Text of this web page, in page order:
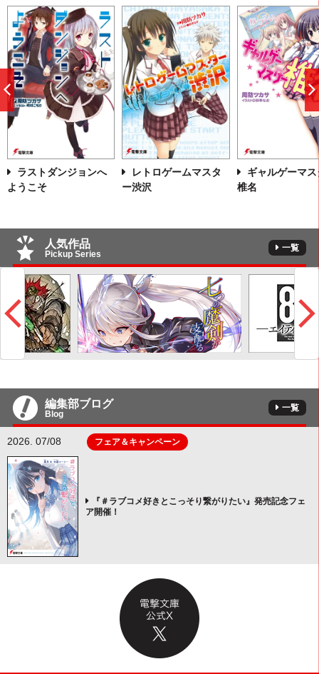
ラストダンジョンへ
ようこそ
レトロゲームマスタ
ー渋沢
ギャルゲーマス
椎名
前
へ
人気作品
Pickup Series
一覧
編集部ブログ
Blog
一覧
2026. 07/08 フェア＆キャンペーン
『＃ラブコメ好きとこっそり繋がりたい』発売記念フェ
ア開催！